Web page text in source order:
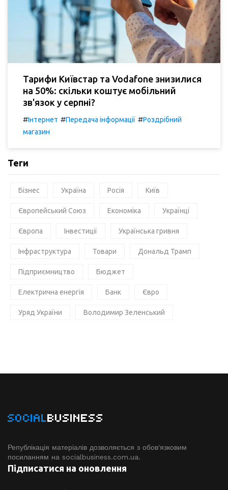
Тарифи Київстар та Vodafone знизилися
на 50%: скільки коштує мобільний
зв'язок у серпні?
#Інтернет #Передача інформації #Роздрібний
магазин
Теги
Бізнес Україна Росія Київ
Європейський Союз Економіка Українці
Європа Інвестиції Українська гривня
Інфраструктура Товари Дональд Трамп
Підприємництво Бюджет
Електрична енергія Банк Євро
Уряд України Володимир Зеленський
SOCIALBUSINESS
Републікація матеріалів дозволяється з обов'язковим
посиланням на socialbusiness.com.ua.
Підписатися на оновлення